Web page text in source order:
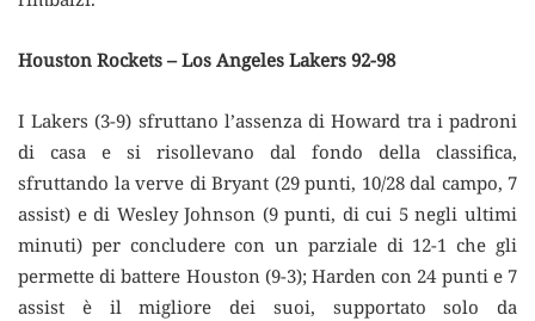
Houston Rockets – Los Angeles Lakers 92-98
I Lakers (3-9) sfruttano l’assenza di Howard tra i padroni
di casa e si risollevano dal fondo della classifica,
sfruttando la verve di Bryant (29 punti, 10/28 dal campo, 7
assist) e di Wesley Johnson (9 punti, di cui 5 negli ultimi
minuti) per concludere con un parziale di 12-1 che gli
permette di battere Houston (9-3); Harden con 24 punti e 7
assist è il migliore dei suoi, supportato solo da